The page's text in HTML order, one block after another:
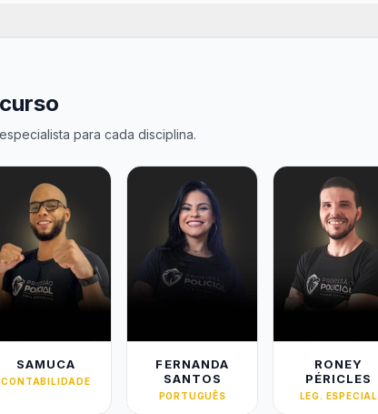
para cada disciplina.
SAMUCA
CONTABILIDADE
FERNANDA
SANTOS
PORTUGUÊS
RONEY
PÉRICLES
LEG. ESPECIAL